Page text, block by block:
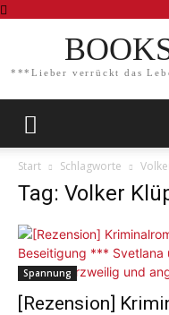
***Lieber verrückt das
Start Schlagworte
Tag: Volker
Spannung
[Rezension]